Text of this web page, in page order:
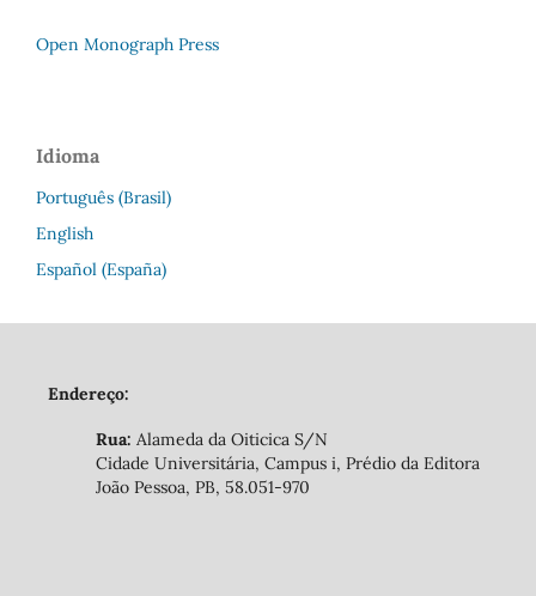
Open Monograph Press
Idioma
Português (Brasil)
English
Español (España)
Endereço:
Rua: Alameda da Oiticica S/N
Cidade Universitária, Campus i, Prédio da Editora
João Pessoa, PB, 58.051-970